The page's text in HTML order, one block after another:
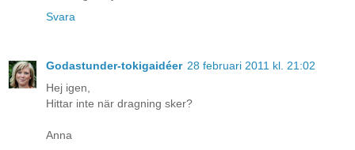
Svara
Godastunder-tokigaidéer 28 februari 2011 kl. 21:02
Hej igen,
Hittar inte när dragning sker?
Anna